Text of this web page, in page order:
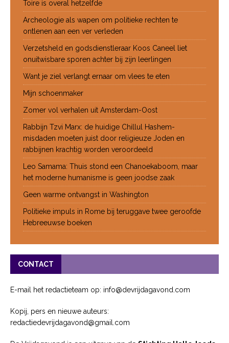
Toire is overal hetzelfde
Archeologie als wapen om politieke rechten te
ontlenen aan een ver verleden
Verzetsheld en godsdienstleraar Koos Caneel liet
onuitwisbare sporen achter bij zijn leerlingen
Want je ziel verlangt ernaar om vlees te eten
Mijn schoenmaker
Zomer vol verhalen uit Amsterdam-Oost
Rabbijn Tzvi Marx: de huidige Chillul Hashem-
misdaden moeten juist door religieuze Joden en
rabbijnen krachtig worden veroordeeld
Leo Samama: Thuis stond een Chanoekaboom, maar
het moderne humanisme is geen joodse zaak
Geen warme ontvangst in Washington
Politieke impuls in Rome bij teruggave twee geroofde
Hebreeuwse boeken
CONTACT
E-mail het redactieteam op: info@devrijdagavond.com
Kopij, pers en nieuwe auteurs:
redactiedevrijdagavond@gmail.com